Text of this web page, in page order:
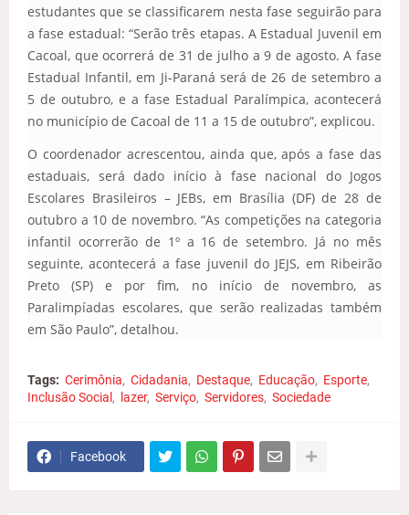
estudantes que se classificarem nesta fase seguirão para
a fase estadual: “Serão três etapas. A Estadual Juvenil em
Cacoal, que ocorrerá de 31 de julho a 9 de agosto. A fase
Estadual Infantil, em Ji-Paraná será de 26 de setembro a
5 de outubro, e a fase Estadual Paralímpica, acontecerá
no município de Cacoal de 11 a 15 de outubro”, explicou.
O coordenador acrescentou, ainda que, após a fase das
estaduais, será dado início à fase nacional do Jogos
Escolares Brasileiros – JEBs, em Brasília (DF) de 28 de
outubro a 10 de novembro. “As competições na categoria
infantil ocorrerão de 1º a 16 de setembro. Já no mês
seguinte, acontecerá a fase juvenil do JEJS, em Ribeirão
Preto (SP) e por fim, no início de novembro, as
Paralimpíadas escolares, que serão realizadas também
em São Paulo”, detalhou.
Tags: Cerimônia Cidadania Destaque Educação
Esporte
Inclusão Social
lazer Serviço Servidores Sociedade
Facebook